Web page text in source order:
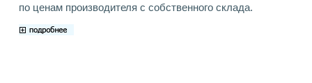
по ценам производителя с собственного склада.